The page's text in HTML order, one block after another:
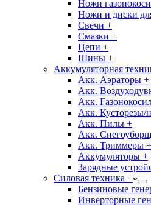
Ножи
Ножи и диски
Свечи +
Смазки +
Цепи +
Шины +
Аккумуляторная
Акк. Аэраторы +
Акк.
Акк.
Акк.
Акк. Пилы +
Акк.
Акк. Триммеры +
Аккумуляторы +
Зарядные
Силовая техника +
Бензиновые
Инверторные